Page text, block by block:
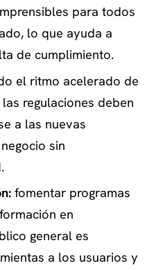
para todos
lo que ayuda a
de cumplimiento.
el ritmo acelerado de
regulaciones deben
a las nuevas
sin
fomentar programas
en
general es
a los usuarios y